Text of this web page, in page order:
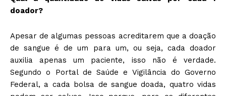
doador?
Apesar de algumas pessoas acreditarem que a doação
de sangue é de um para um, ou seja, cada doador
auxilia apenas um paciente, isso não é verdade.
Segundo o Portal de Saúde e Vigilância do Governo
Federal, a cada bolsa de sangue doada, quatro vidas